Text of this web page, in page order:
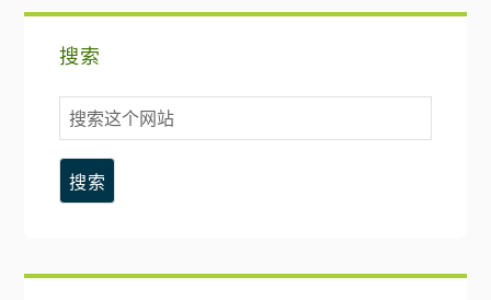
搜索
搜
索
这
个